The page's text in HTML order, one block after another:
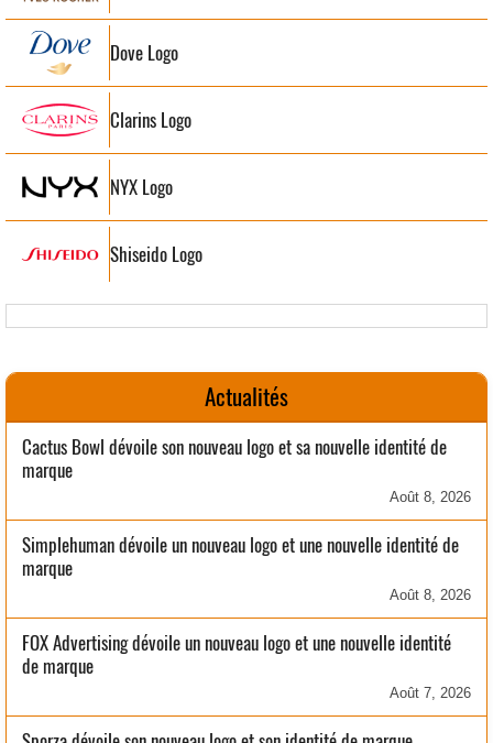
Dove Logo
Clarins Logo
NYX Logo
Shiseido Logo
Actualités
Cactus Bowl dévoile son nouveau logo et sa nouvelle identité de
marque
Août 8, 2026
Simplehuman dévoile un nouveau logo et une nouvelle identité de
marque
Août 8, 2026
FOX Advertising dévoile un nouveau logo et une nouvelle identité
de marque
Août 7, 2026